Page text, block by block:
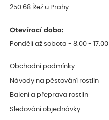
250 68 Řež u Prahy
Otevírací doba:
Pondělí až sobota - 8:00 - 17:00
Obchodní podmínky
Návody na pěstování rostlin
Balení a přeprava rostlin
Sledování objednávky